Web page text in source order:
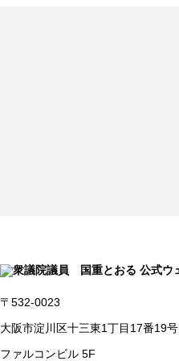
〒532-0023
大阪市淀川区十三東1丁目17番19号
ファルコンビル 5F